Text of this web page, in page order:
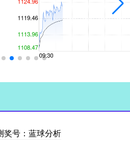
奖号：蓝球分析